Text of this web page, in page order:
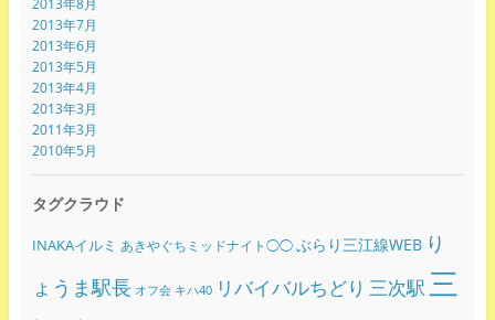
2013年7月
2013年6月
2013年5月
2013年4月
2013年3月
2011年3月
2010年5月
タグクラウド
INAKAイルミ あきやぐちミッドナイト◯◯ ぶらり三江線WEB り
ょうま駅長 オフ会 キハ40 リバイバルちどり 三次駅 三